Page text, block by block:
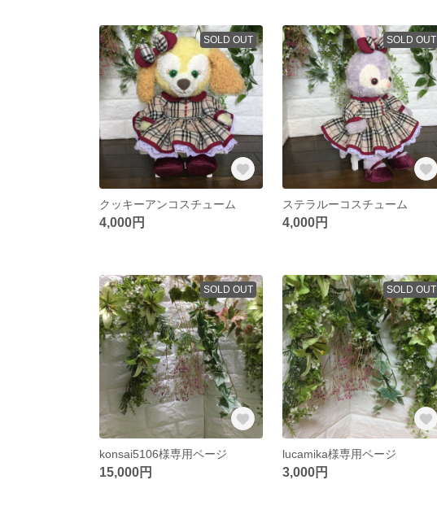
SOLD OUT
クッキーアンコスチューム
4,000円
SOLD OUT
ステラルーコスチューム
4,000円
SOLD OUT
konsai5106様専用ページ
15,000円
SOLD OUT
lucamika様専用ページ
3,000円